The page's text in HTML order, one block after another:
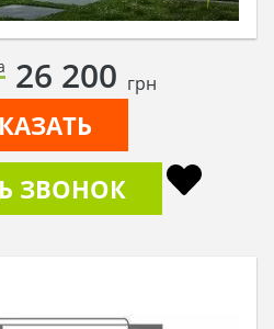
26 200 грн
ЗВОНОК